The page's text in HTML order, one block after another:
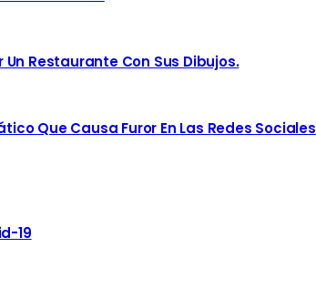
Restaurante Con Sus Dibujos.
Que Causa Furor En Las Redes Sociales
19